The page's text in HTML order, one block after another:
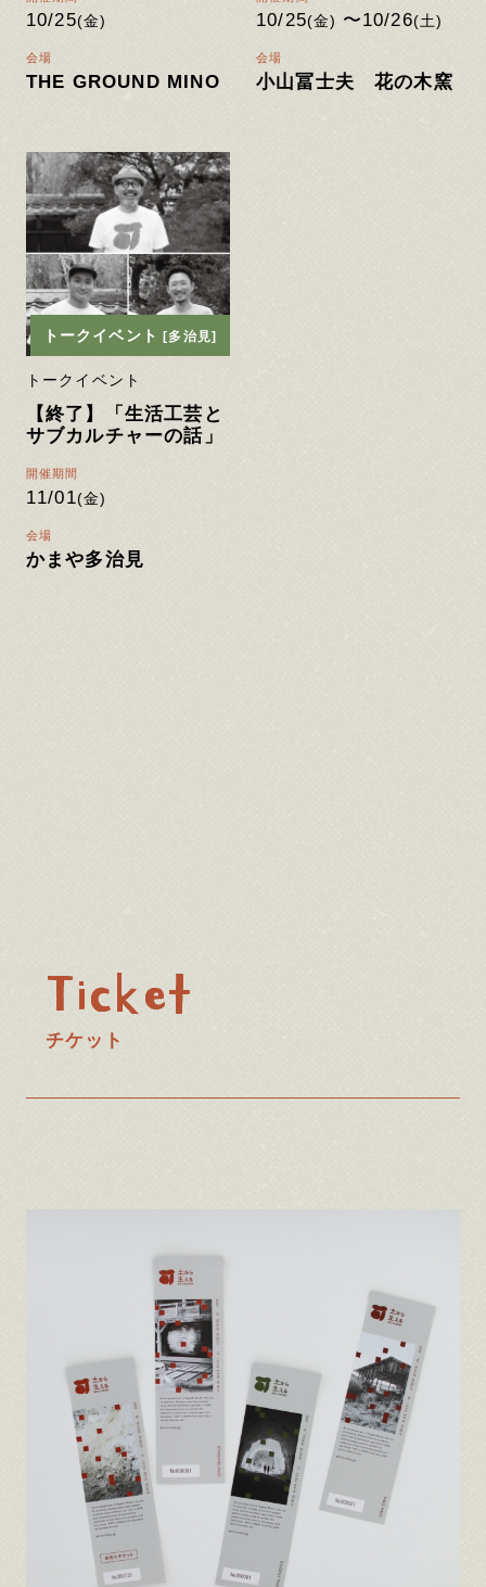
10/25(金)
会場
THE GROUND MINO
10/25(金) 〜10/26(土)
会場
小山冨士夫 花の木窯
トークイベント [多治見]
トークイベント
【終了】「生活工芸と
サブカルチャーの話」
開催期間
11/01(金)
会場
かまや多治見
Ticket
チケット